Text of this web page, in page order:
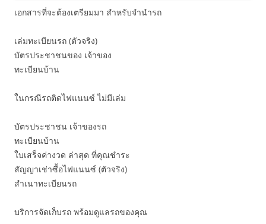
เอกสารที่จะต้องเตรียมมา สำหรับจำนำรถ
เล่มทะเบียนรถ (ตัวจริง)
บัตรประชาชนของ เจ้าของ
ทะเบียนบ้าน
ในกรณีรถติดไฟแนนซ์ ไม่มีเล่ม
บัตรประชาชน เจ้าของรถ
ทะเบียนบ้าน
ใบเสร็จค่างวด ล่าสุด ที่คุณชำระ
สัญญาเช่าซื้อไฟแนนซ์ (ตัวจริง)
สำเนาทะเบียนรถ
บริการจัดเก็บรถ พร้อมดูแลรถของคุณ